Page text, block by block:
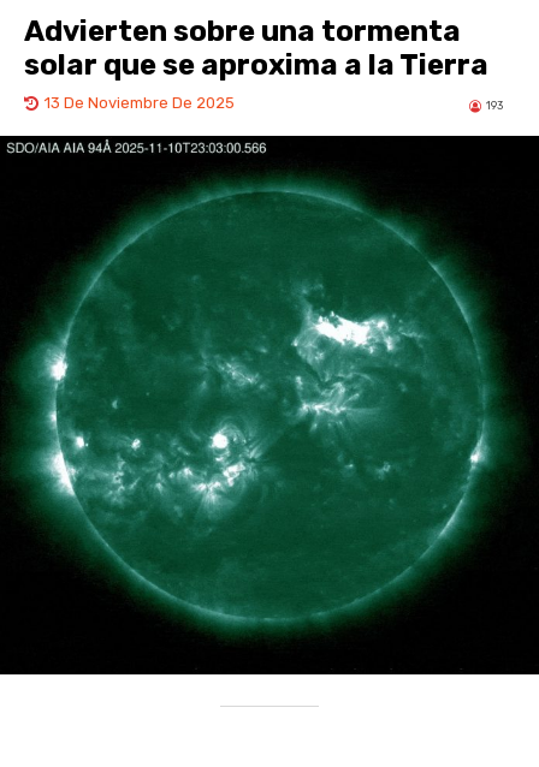
Advierten sobre una tormenta
solar que se aproxima a la Tierra
13 De Noviembre De 2025 193